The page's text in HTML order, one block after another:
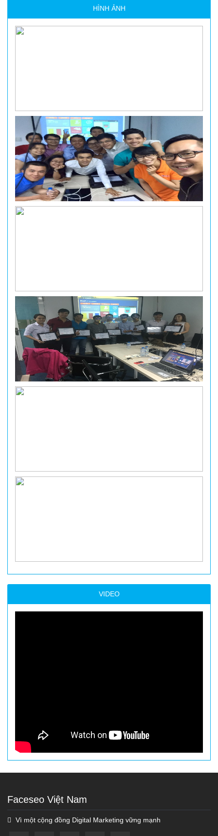
HÌNH ẢNH
VIDEO
Faceseo Việt Nam
Vì một cộng đồng Digital Marketing vững mạnh